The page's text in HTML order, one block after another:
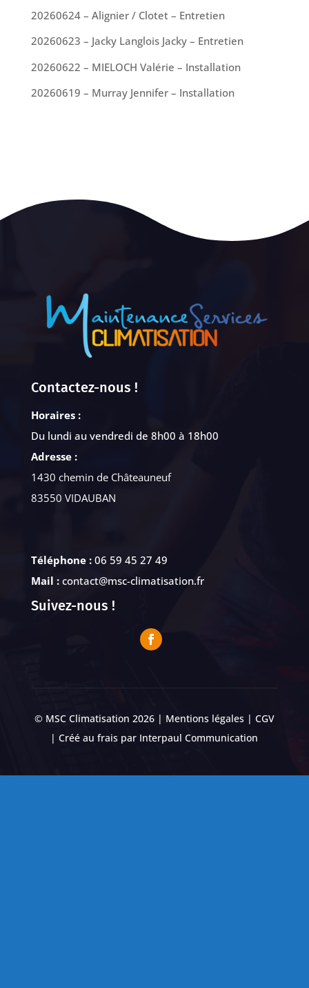
20260624 – Alignier / Clotet – Entretien
20260623 – Jacky Langlois Jacky – Entretien
20260622 – MIELOCH Valérie – Installation
20260619 – Murray Jennifer – Installation
Contactez-nous !
Horaires :
Du lundi au vendredi de 8h00 à 18h00
Adresse :
1430 chemin de Châteauneuf
83550 VIDAUBAN
Téléphone : 06 59 45 27 49
Mail :contact@msc-climatisation.fr
Suivez-nous !
© MSC Climatisation 2026 | Mentions légales| CGV
| Créé au frais par Interpaul Communication